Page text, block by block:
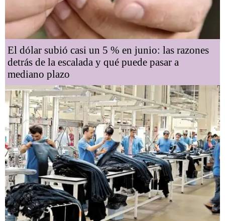
El dólar subió casi un 5 % en junio: las razones
detrás de la escalada y qué puede pasar a
mediano plazo